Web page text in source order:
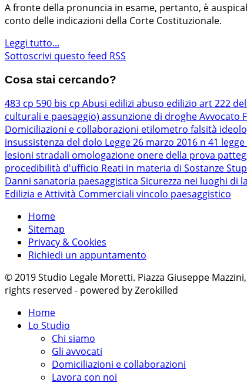
A fronte della pronuncia in esame, pertanto, è
conto delle indicazioni della Corte Costituzionale.
Leggi tutto...
Sottoscrivi questo feed RSS
Cosa stai cercando?
483 cp 590 bis cp Abusi edilizi abuso edilizio art 222
culturali e paesaggio) assunzione di drogheAvvocato
Domiciliazioni e collaborazioni etilometro falsità
insussistenza del dolo Legge 26 marzo 2016 n 41
lesioni stradali omologazione onere della prova
procedibilità d'ufficio Reati in materia di Sostanze
Danni sanatoria paesaggistica Sicurezza nei luoghi di
Edilizia e Attività Commerciali vincolo paesaggistico
Home
Sitemap
Privacy & Cookies
Richiedi un appuntamento
© 2019 Studio Legale Moretti. Piazza Giuseppe
rights reserved - powered by Zerokilled
Home
Lo Studio
Chi siamo
Gli avvocati
Domiciliazioni e collaborazioni
Lavora con noi